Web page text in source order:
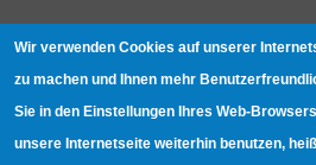
W-LAN
Geräte mit Aufnahmefunktion
Wir verwenden Cookies auf unserer
zu machen und Ihnen mehr
Sie in den Einstellungen Ihres Web-
unsere Internetseite weiterhin benutzen,